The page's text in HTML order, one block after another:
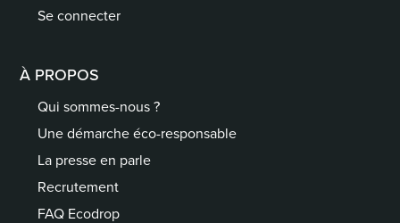
Se connecter
À PROPOS
Qui sommes-nous ?
Une démarche éco-responsable
La presse en parle
Recrutement
FAQ Ecodrop